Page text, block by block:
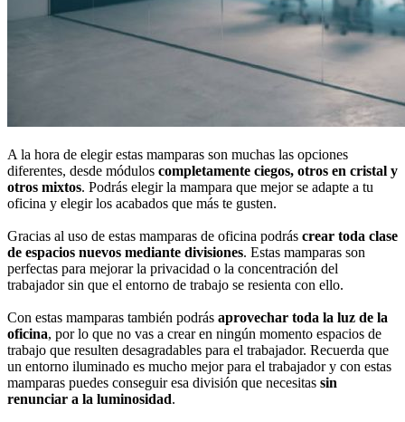
A la hora de elegir estas mamparas son muchas las opciones
diferentes, desde módulos completamente ciegos, otros en cristal y
otros mixtos. Podrás elegir la mampara que mejor se adapte a tu
oficina y elegir los acabados que más te gusten.
Gracias al uso de estas mamparas de oficina podrás crear toda clase
de espacios nuevos mediante divisiones. Estas mamparas son
perfectas para mejorar la privacidad o la concentración del
trabajador sin que el entorno de trabajo se resienta con ello.
Con estas mamparas también podrás aprovechar toda la luz de la
oficina, por lo que no vas a crear en ningún momento espacios de
trabajo que resulten desagradables para el trabajador. Recuerda que
un entorno iluminado es mucho mejor para el trabajador y con estas
mamparas puedes conseguir esa división que necesitas sin
renunciar a la luminosidad.